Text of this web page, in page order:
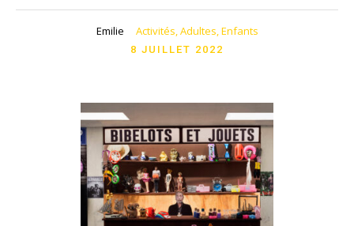
Emilie Activités,Adultes,Enfants
8 JUILLET 2022